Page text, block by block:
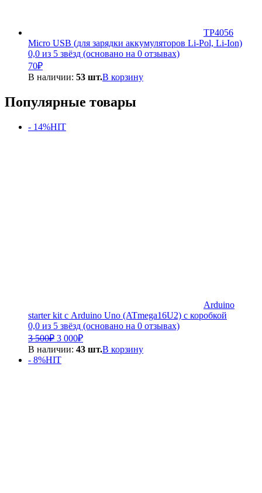
TP4056
Micro USB (для зарядки аккумуляторов Li-Pol, Li-Ion)
0,0 из 5 звёзд (основано на 0 отзывах)
70₽
В наличии: 53 шт.В корзину
Популярные товары
- 14%HIT
Arduino
starter kit с Arduino Uno (ATmega16U2) с коробкой
0,0 из 5 звёзд (основано на 0 отзывах)
3 500₽ Первоначальная
цена
составляла
3
3 000₽Текущая
цена:
В наличии: 43 шт.В корзину
- 8%HIT